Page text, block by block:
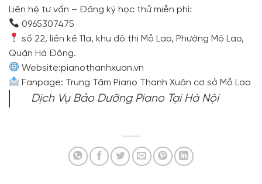
Liên hệ tư vấn – Đăng ký học thử miễn phí:
0965307475
số 22, liền kề 11a, khu đô thị Mỗ Lao, Phường Mộ Lao,
Quận Hà Đông.
Website:pianothanhxuan.vn
Fanpage: Trung Tâm Piano Thanh Xuân cơ sở Mỗ Lao
Dịch Vụ Bảo Dưỡng Piano Tại Hà Nội